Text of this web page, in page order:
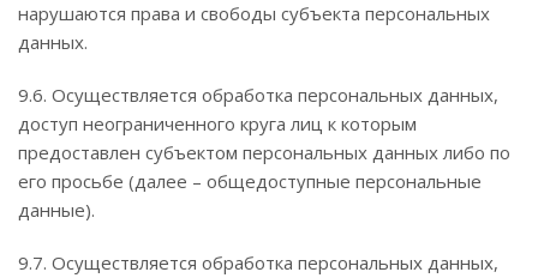
нарушаются права и свободы субъекта персональных
данных.
9.6. Осуществляется обработка персональных данных,
доступ неограниченного круга лиц к которым
предоставлен субъектом персональных данных либо по
его просьбе (далее – общедоступные персональные
данные).
9.7. Осуществляется обработка персональных данных,